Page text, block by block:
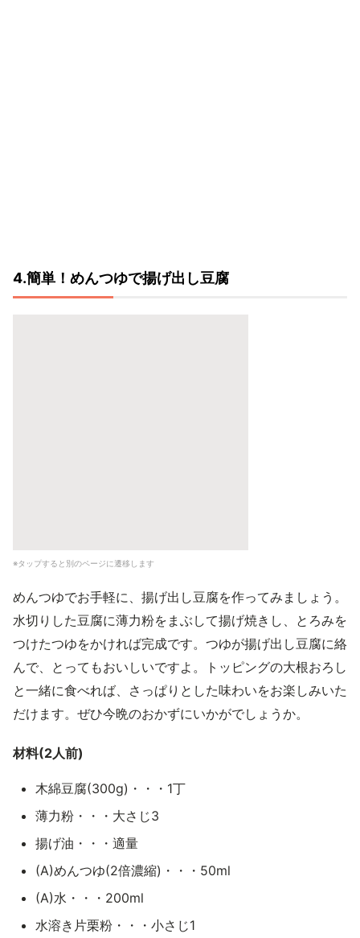
4.簡単！めんつゆで揚げ出し豆腐
※タップすると別のページに遷移します
めんつゆでお手軽に、揚げ出し豆腐を作ってみましょう。
水切りした豆腐に薄力粉をまぶして揚げ焼きし、とろみを
つけたつゆをかければ完成です。つゆが揚げ出し豆腐に絡
んで、とってもおいしいですよ。トッピングの大根おろし
と一緒に食べれば、さっぱりとした味わいをお楽しみいた
だけます。ぜひ今晩のおかずにいかがでしょうか。
材料(2人前)
木綿豆腐(300g)・・・1丁
薄力粉・・・大さじ3
揚げ油・・・適量
(A)めんつゆ(2倍濃縮)・・・50ml
(A)水・・・200ml
水溶き片栗粉・・・小さじ1